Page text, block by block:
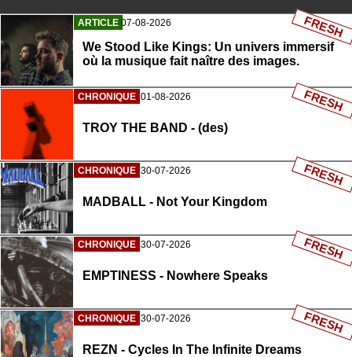
ARTICLE 07-08-2026
We Stood Like Kings: Un univers immersif
où la musique fait naître des images.
FRESH
CHRONIQUE 01-08-2026
TROY THE BAND - (des)
FRESH
CHRONIQUE 30-07-2026
MADBALL - Not Your Kingdom
FRESH
CHRONIQUE 30-07-2026
EMPTINESS - Nowhere Speaks
FRESH
CHRONIQUE 30-07-2026
REZN - Cycles In The Infinite Dreams
FRESH